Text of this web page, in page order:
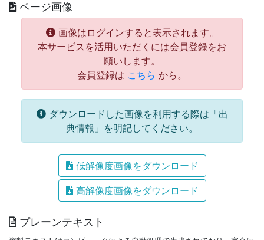
ページ画像
画像はログインすると表示されます。
本サービスを活用いただくには会員登録をお
願いします。
会員登録は こちら から。
ダウンロードした画像を利用する際は「出
典情報」を明記してください。
低解像度画像をダウンロード
高解像度画像をダウンロード
プレーンテキスト